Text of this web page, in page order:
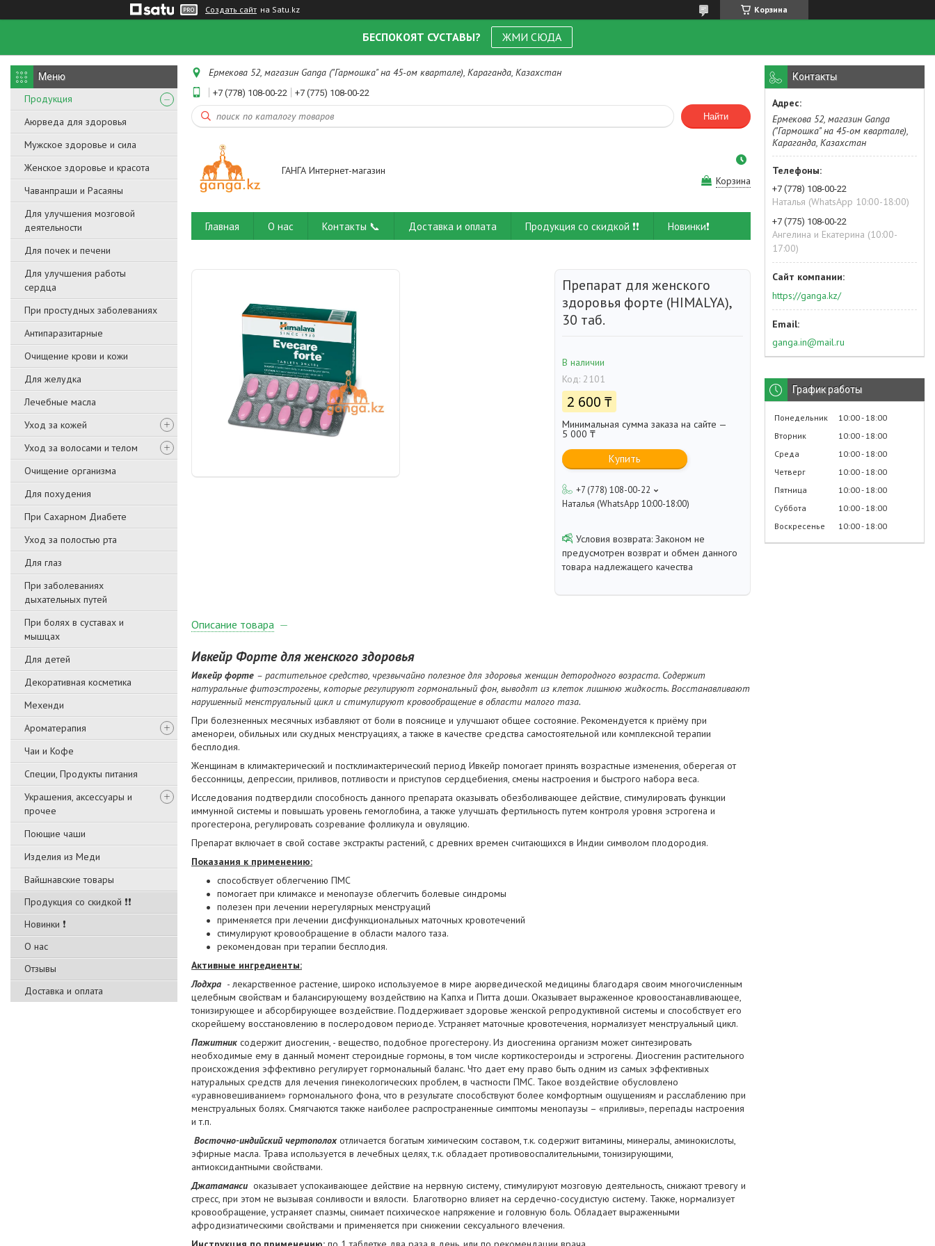
Создать сайт на Satu.kz Корзина
БЕСПОКОЯТ СУСТАВЫ? ЖМИ СЮДА
Продукция
Аюрведа для здоровья
Мужское здоровье и сила
Женское здоровье и красота
Чаванпраши и Расаяны
Для улучшения мозговой
деятельности
Для почек и печени
Для улучшения работы
сердца
При простудных заболеваниях
Антипаразитарные
Очищение крови и кожи
Для желудка
Лечебные масла
Уход за кожей
Уход за волосами и телом
Очищение организма
Для похудения
При Сахарном Диабете
Уход за полостью рта
Для глаз
При заболеваниях
дыхательных путей
При болях в суставах и
мышцах
Для детей
Декоративная косметика
Мехенди
Ароматерапия
Чаи и Кофе
Специи, Продукты питания
Украшения, аксессуары и
прочее
Поющие чаши
Изделия из Меди
Вайшнавские товары
Продукция со скидкой ❗❗
Новинки ❗
О нас
Отзывы
Доставка и оплата
Ермекова 52, магазин Ganga ("Гармошка" на 45-ом квартале), Караганда, Казахстан
+7 (778) 108-00-22 +7 (775) 108-00-22
Найти
ГАНГА Интернет-магазин
Корзина
Главная О нас Контакты 📞 Доставка и оплата Продукция со скидкой ❗❗ Новинки❗
Препарат для женского
здоровья форте (HIMALYA),
30 таб.
В наличии
Код: 2101
2 600 ₸
Минимальная сумма заказа на сайте —
5 000 ₸
Купить
+7 (778) 108-00-22
Наталья (WhatsApp 10:00-18:00)
Законом не
предусмотрен возврат и обмен данного
товара надлежащего качества
Описание товара
Ивкейр Форте для женского здоровья
Ивкейр форте – растительное средство, чрезвычайно полезное для здоровья женщин детородного возраста. Содержит
натуральные фитоэстрогены, которые регулируют гормональный фон, выводят из клеток лишнюю жидкость. Восстанавливают
нарушенный менструальный цикл и стимулируют кровообращение в области малого таза.
При болезненных месячных избавляют от боли в пояснице и улучшают общее состояние. Рекомендуется к приёму при
аменореи, обильных или скудных менструациях, а также в качестве средства самостоятельной или комплексной терапии
бесплодия.
Женщинам в климактерический и постклимактерический период Ивкейр помогает принять возрастные изменения, оберегая от
бессонницы, депрессии, приливов, потливости и приступов сердцебиения, смены настроения и быстрого набора веса.
Исследования подтвердили способность данного препарата оказывать обезболивающее действие, стимулировать функции
иммунной системы и повышать уровень гемоглобина, а также улучшать фертильность путем контроля уровня эстрогена и
прогестерона, регулировать созревание фолликула и овуляцию.
Препарат включает в свой составе экстракты растений, с древних времен считающихся в Индии символом плодородия.
Показания к применению:
способствует облегчению ПМС
помогает при климаксе и менопаузе облегчить болевые синдромы
полезен при лечении нерегулярных менструаций
применяется при лечении дисфункциональных маточных кровотечений
стимулируют кровообращение в области малого таза.
рекомендован при терапии бесплодия.
Активные ингредиенты:
Лодхра - лекарственное растение, широко используемое в мире аюрведической медицины благодаря своим многочисленным
целебным свойствам и балансирующему воздействию на Капха и Питта доши. Оказывает выраженное кровоостанавливающее,
тонизирующее и абсорбирующее воздействие. Поддерживает здоровье женской репродуктивной системы и способствует его
скорейшему восстановлению в послеродовом периоде. Устраняет маточные кровотечения, нормализует менструальный цикл.
Пажитник содержит диосгенин, - вещество, подобное прогестерону. Из диосгенина организм может синтезировать
необходимые ему в данный момент стероидные гормоны, в том числе кортикостероиды и эстрогены. Диосгенин растительного
происхождения эффективно регулирует гормональный баланс. Что дает ему право быть одним из самых эффективных
натуральных средств для лечения гинекологических проблем, в частности ПМС. Такое воздействие обусловлено
«уравновешиванием» гормонального фона, что в результате способствуют более комфортным ощущениям и расслаблению при
менструальных болях. Смягчаются также наиболее распространенные симптомы менопаузы – «приливы», перепады настроения
и т.п.
Восточно-индийский чертополохотличается богатым химическим составом, т.к. содержит витамины, минералы, аминокислоты,
эфирные масла. Трава используется в лечебных целях, т.к. обладает противовоспалительными, тонизирующими,
антиоксидантными свойствами.
Джатаманси оказывает успокаивающее действие на нервную систему, стимулируют мозговую деятельность, снижают тревогу и
стресс, при этом не вызывая сонливости и вялости. Благотворно влияет на сердечно-сосудистую систему. Также, нормализует
кровообращение, устраняет спазмы, снимает психическое напряжение и головную боль. Обладает выраженными
афродизиатическими свойствами и применяется при снижении сексуального влечения.
Контакты
Ермекова 52, магазин Ganga
("Гармошка" на 45-ом квартале),
Караганда, Казахстан
+7 (778) 108-00-22
Наталья (WhatsApp 10:00-18:00)
+7 (775) 108-00-22
Ангелина и Екатерина (10:00-
17:00)
https://ganga.kz/
ganga.in@mail.ru
График работы
Понедельник 10:00 18:00
Вторник
10:00 18:00
Среда
10:00 18:00
Четверг
10:00 18:00
Пятница
10:00 18:00
Суббота
10:00 18:00
Воскресенье
10:00 18:00